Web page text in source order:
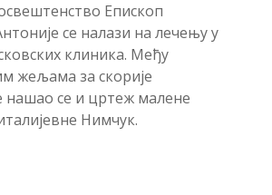
Епископ
се налази на лечењу у
клиника. Међу
жељама за скорије
се и цртеж малене
Нимчук.